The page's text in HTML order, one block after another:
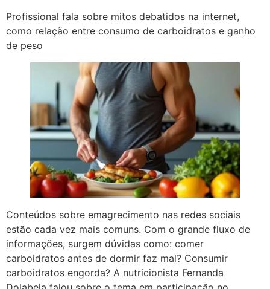
Profissional fala sobre mitos debatidos na internet,
como relação entre consumo de carboidratos e ganho
de peso
Conteúdos sobre emagrecimento nas redes sociais
estão cada vez mais comuns. Com o grande fluxo de
informações, surgem dúvidas como: comer
carboidratos antes de dormir faz mal? Consumir
carboidratos engorda? A nutricionista Fernanda